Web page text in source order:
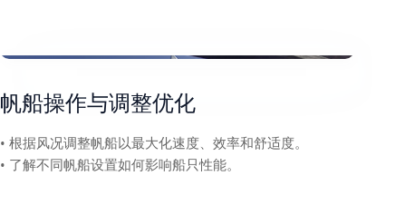
帆船操作与调整优化
• 根据风况调整帆船以最大化速度、效率和舒适度。
• 了解不同帆船设置如何影响船只性能。